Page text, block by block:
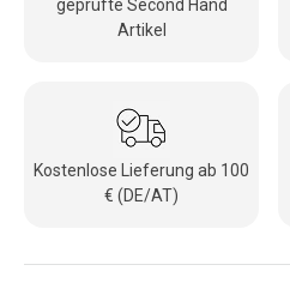
geprüfte Second Hand
Artikel
Kostenlose Lieferung ab 100
€ (DE/AT)